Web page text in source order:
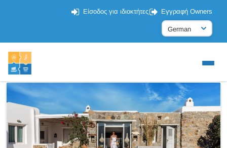
Είσοδος για ιδιοκτήτες Εγγραφή Owners